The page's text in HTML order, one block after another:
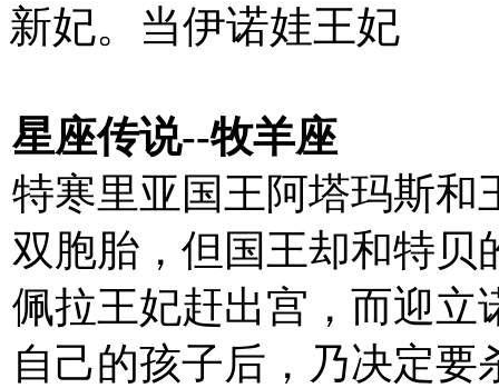
新妃。当伊诺娃王妃
星座传说--牧羊座
特寒里亚国王阿塔玛斯和
双胞胎，但国王却和特贝
佩拉王妃赶出宫，而迎立
自己的孩子后，乃决定